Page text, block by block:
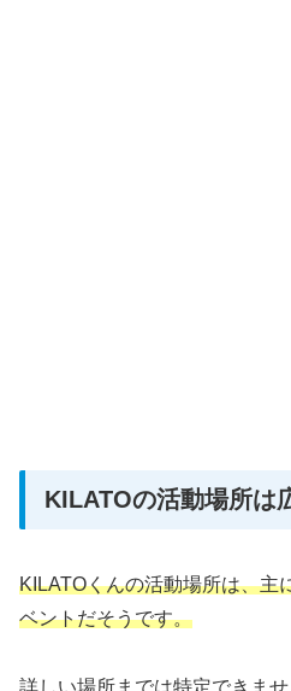
KILATOの活動場所は
KILATOくんの活動場所は、主
ベントだそうです。
詳しい場所までは特定できま